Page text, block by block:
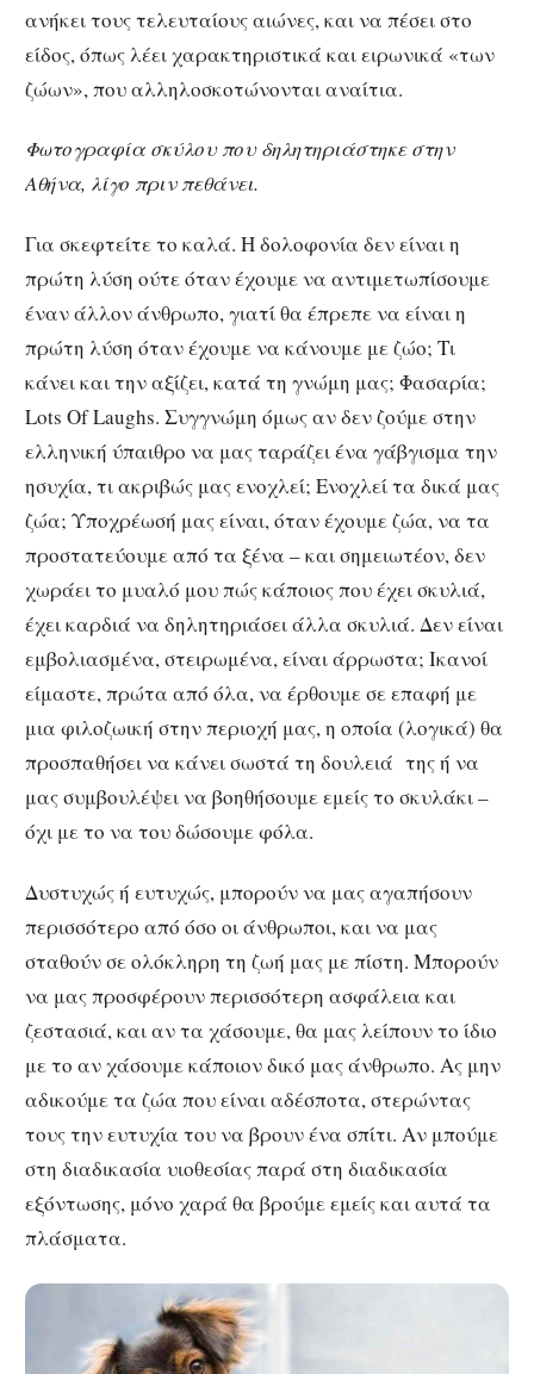
ανήκει τους τελευταίους αιώνες, και να πέσει στο
είδος, όπως λέει χαρακτηριστικά και ειρωνικά «των
ζώων», που αλληλοσκοτώνονται αναίτια.
Φωτογραφία σκύλου που δηλητηριάστηκε στην
Αθήνα, λίγο πριν πεθάνει.
Για σκεφτείτε το καλά. Η δολοφονία δεν είναι η
πρώτη λύση ούτε όταν έχουμε να αντιμετωπίσουμε
έναν άλλον άνθρωπο, γιατί θα έπρεπε να είναι η
πρώτη λύση όταν έχουμε να κάνουμε με ζώο; Τι
κάνει και την αξίζει, κατά τη γνώμη μας; Φασαρία;
Lots Of Laughs. Συγγνώμη όμως αν δεν ζούμε στην
ελληνική ύπαιθρο να μας ταράζει ένα γάβγισμα την
ησυχία, τι ακριβώς μας ενοχλεί; Ενοχλεί τα δικά μας
ζώα; Υποχρέωσή μας είναι, όταν έχουμε ζώα, να τα
προστατεύουμε από τα ξένα – και σημειωτέον, δεν
χωράει το μυαλό μου πώς κάποιος που έχει σκυλιά,
έχει καρδιά να δηλητηριάσει άλλα σκυλιά. Δεν είναι
εμβολιασμένα, στειρωμένα, είναι άρρωστα; Ικανοί
είμαστε, πρώτα από όλα, να έρθουμε σε επαφή με
μια φιλοζωική στην περιοχή μας, η οποία (λογικά) θα
προσπαθήσει να κάνει σωστά τη δουλειά της ή να
μας συμβουλέψει να βοηθήσουμε εμείς το σκυλάκι –
όχι με το να του δώσουμε φόλα.
Δυστυχώς ή ευτυχώς, μπορούν να μας αγαπήσουν
περισσότερο από όσο οι άνθρωποι, και να μας
σταθούν σε ολόκληρη τη ζωή μας με πίστη. Μπορούν
να μας προσφέρουν περισσότερη ασφάλεια και
ζεστασιά, και αν τα χάσουμε, θα μας λείπουν το ίδιο
με το αν χάσουμε κάποιον δικό μας άνθρωπο. Ας μην
αδικούμε τα ζώα που είναι αδέσποτα, στερώντας
τους την ευτυχία του να βρουν ένα σπίτι. Αν μπούμε
στη διαδικασία υιοθεσίας παρά στη διαδικασία
εξόντωσης, μόνο χαρά θα βρούμε εμείς και αυτά τα
πλάσματα.